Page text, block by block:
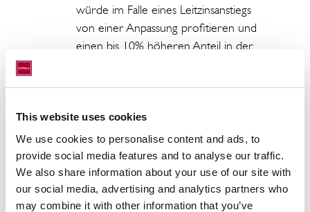
This website uses cookies
We use cookies to personalise content and ads, to
provide social media features and to analyse our traffic.
We also share information about your use of our site with
our social media, advertising and analytics partners who
may combine it with other information that you’ve
würde im Falle eines Leitzinsanstiegs
von einer Anpassung profitieren und
einen bis 10% höheren Anteil in der
Exchange Traded Funds widerfahren
eine Anpassung von 5% in den Asset
Allokationen und performen mit
einer durchschnittlichen Rendite von
3%.